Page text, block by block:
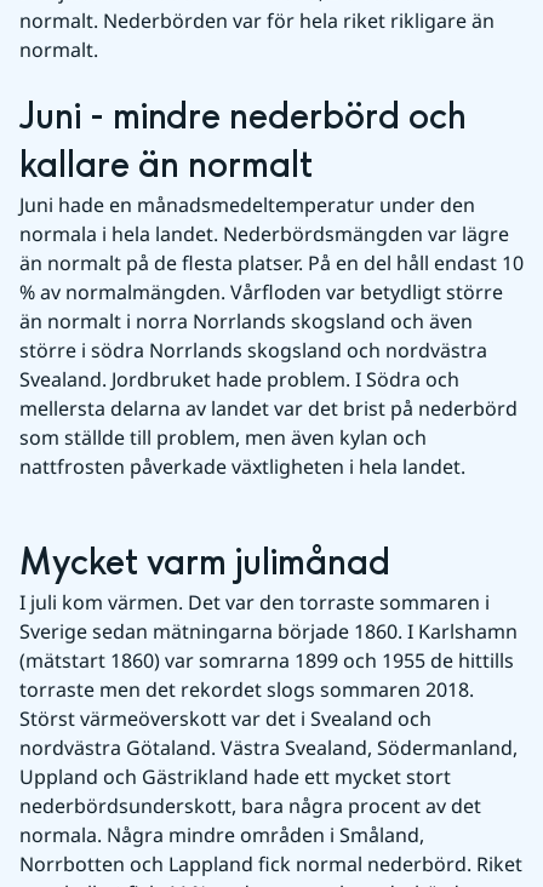
normalt. Nederbörden var för hela riket rikligare än
normalt.
Juni - mindre nederbörd och
kallare än normalt
Juni hade en månadsmedeltemperatur under den
normala i hela landet. Nederbördsmängden var lägre
än normalt på de flesta platser. På en del håll endast 10
% av normalmängden. Vårfloden var betydligt större
än normalt i norra Norrlands skogsland och även
större i södra Norrlands skogsland och nordvästra
Svealand. Jordbruket hade problem. I Södra och
mellersta delarna av landet var det brist på nederbörd
som ställde till problem, men även kylan och
nattfrosten påverkade växtligheten i hela landet.
Mycket varm julimånad
I juli kom värmen. Det var den torraste sommaren i
Sverige sedan mätningarna började 1860. I Karlshamn
(mätstart 1860) var somrarna 1899 och 1955 de hittills
torraste men det rekordet slogs sommaren 2018.
Störst värmeöverskott var det i Svealand och
nordvästra Götaland. Västra Svealand, Södermanland,
Uppland och Gästrikland hade ett mycket stort
nederbördsunderskott, bara några procent av det
normala. Några mindre områden i Småland,
Norrbotten och Lappland fick normal nederbörd. Riket